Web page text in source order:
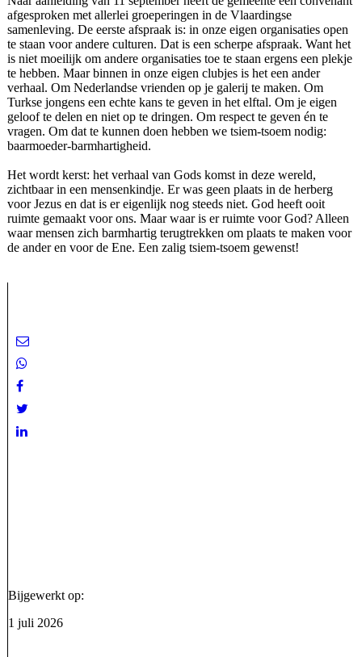
afgesproken met allerlei groeperingen in de Vlaardingse
samenleving. De eerste afspraak is: in onze eigen organisaties open
te staan voor andere culturen. Dat is een scherpe afspraak. Want het
is niet moeilijk om andere organisaties toe te staan ergens een plekje
te hebben. Maar binnen in onze eigen clubjes is het een ander
verhaal. Om Nederlandse vrienden op je galerij te maken. Om
Turkse jongens een echte kans te geven in het elftal. Om je eigen
geloof te delen en niet op te dringen. Om respect te geven én te
vragen. Om dat te kunnen doen hebben we tsiem-tsoem nodig:
baarmoeder-barmhartigheid.
Het wordt kerst: het verhaal van Gods komst in deze wereld,
zichtbaar in een mensenkindje. Er was geen plaats in de herberg
voor Jezus en dat is er eigenlijk nog steeds niet. God heeft ooit
ruimte gemaakt voor ons. Maar waar is er ruimte voor God? Alleen
waar mensen zich barmhartig terugtrekken om plaats te maken voor
de ander en voor de Ene. Een zalig tsiem-tsoem gewenst!
Bijgewerkt op:
1 juli 2026